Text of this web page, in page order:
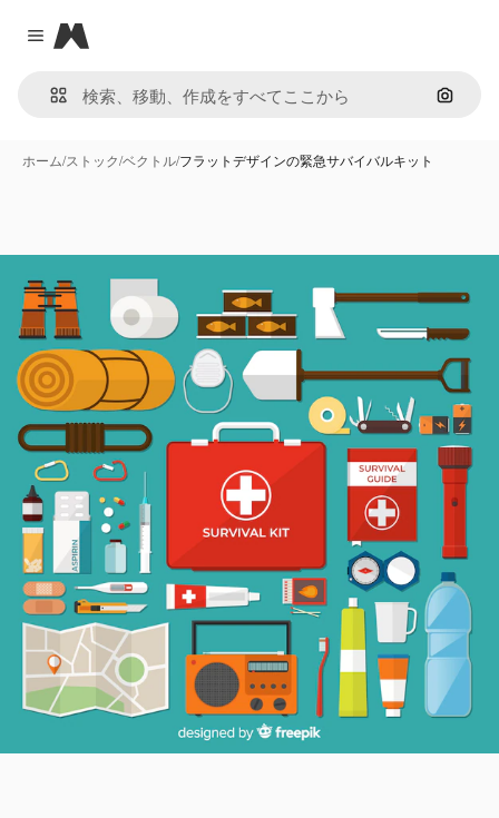
Close menu
Magnific
画像で
ホーム/ストック/ベクトル/フラットデザインの緊急サバイバルキット